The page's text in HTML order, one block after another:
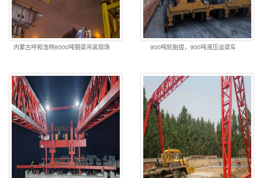
内蒙古呼和浩特8000吨钢梁吊装现场 900吨轮胎提，900吨液压运梁车